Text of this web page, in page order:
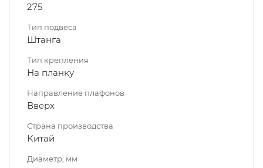
275
Тип подвеса
Штанга
Тип крепления
На планку
Направление плафонов
Вверх
Страна производства
Китай
Диаметр, мм